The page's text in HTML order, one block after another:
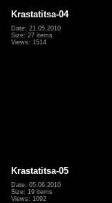
Krastatitsa-04
Date: 21.05.2010
Size: 27 items
Views: 1514
Krastatitsa-05
Date: 05.06.2010
Size: 19 items
Views: 1092